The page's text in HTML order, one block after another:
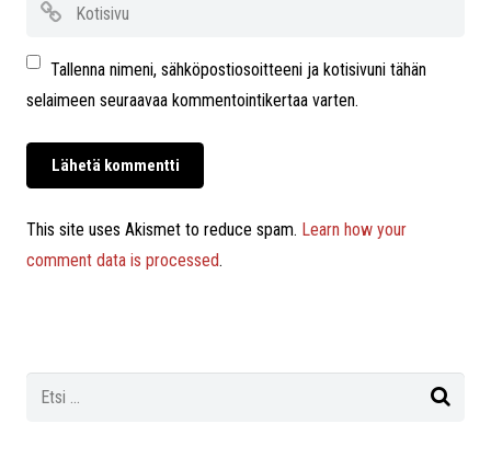
Tallenna nimeni, sähköpostiosoitteeni ja kotisivuni tähän
selaimeen seuraavaa kommentointikertaa varten.
This site uses Akismet to reduce spam. Learn how your
comment data is processed.